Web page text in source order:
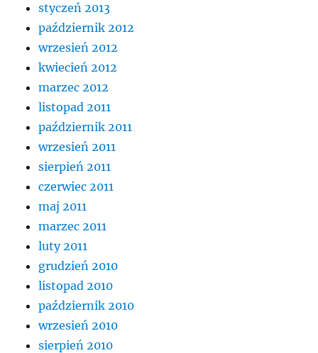
styczeń 2013
październik 2012
wrzesień 2012
kwiecień 2012
marzec 2012
listopad 2011
październik 2011
wrzesień 2011
sierpień 2011
czerwiec 2011
maj 2011
marzec 2011
luty 2011
grudzień 2010
listopad 2010
październik 2010
wrzesień 2010
sierpień 2010